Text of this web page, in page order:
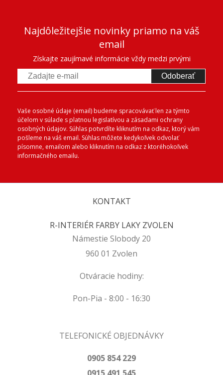
Najdôležitejšie novinky priamo na váš
email
Získajte zaujímavé informácie vždy medzi prvými
Odoberať
Vaše osobné údaje (email) budeme spracovávať len za týmto
účelom v súlade s platnou legislatívou a zásadami ochrany
osobných údajov. Súhlas potvrdíte kliknutím na odkaz, ktorý vám
pošleme na váš email. Súhlas môžete kedykoľvek odvolať
písomne, emailom alebo kliknutím na odkaz z ktoréhokoľvek
informačného emailu.
KONTAKT
R-INTERIÉR FARBY LAKY ZVOLEN
Námestie Slobody 20
960 01 Zvolen
Otváracie hodiny:
Pon-Pia - 8:00 - 16:30
TELEFONICKÉ OBJEDNÁVKY
0905 854 229